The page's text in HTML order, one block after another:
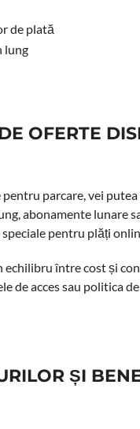
de plată
lung
OFERTE
parcare, vei
abonamente lunare
pentru plăți
echilibru între cost și
de acces sau politica
ȘI